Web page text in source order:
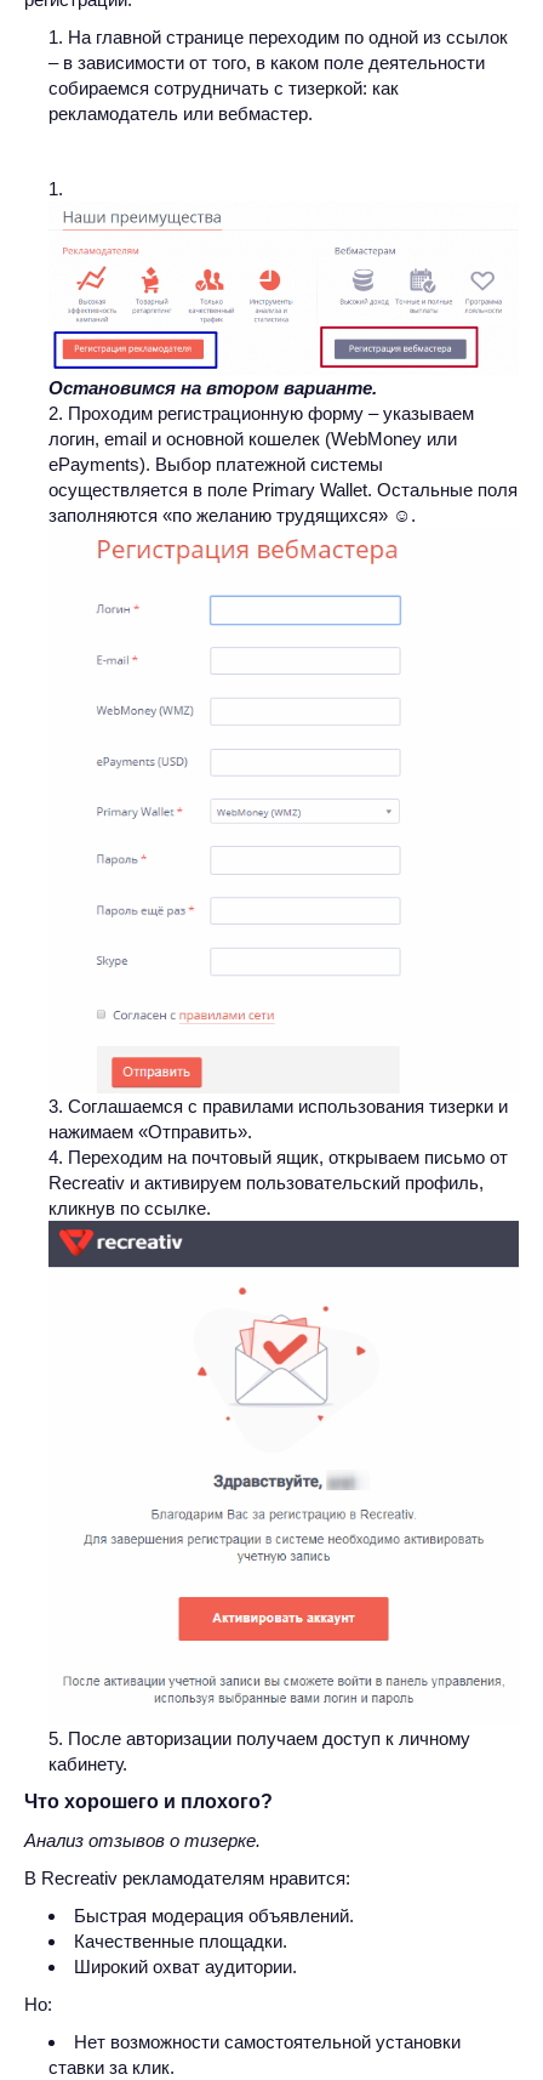
На главной странице переходим по одной из ссылок
– в зависимости от того, в каком поле деятельности
собираемся сотрудничать с тизеркой: как
рекламодатель или вебмастер.
Остановимся на втором варианте.
Проходим регистрационную форму – указываем
логин, email и основной кошелек (WebMoney или
ePayments). Выбор платежной системы
осуществляется в поле Primary Wallet. Остальные поля
заполняются «по желанию трудящихся» ☺.
Соглашаемся с правилами использования тизерки и
нажимаем «Отправить».
Переходим на почтовый ящик, открываем письмо от
Recreativ и активируем пользовательский профиль,
кликнув по ссылке.
После авторизации получаем доступ к личному
кабинету.
Что хорошего и плохого?
Анализ отзывов о тизерке.
В Recreativ рекламодателям нравится:
Быстрая модерация объявлений.
Качественные площадки.
Широкий охват аудитории.
Но:
Нет возможности самостоятельной установки
ставки за клик.